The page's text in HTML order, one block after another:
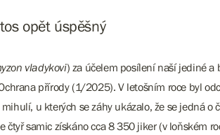
opět úspěšný
vladykovi) za účelem posílení naší jediné a
přírody (1/2025). V letošním roce byl
u kterých se záhy ukázalo, že se jedná o
samic získáno cca 8 350 jiker (v loňském